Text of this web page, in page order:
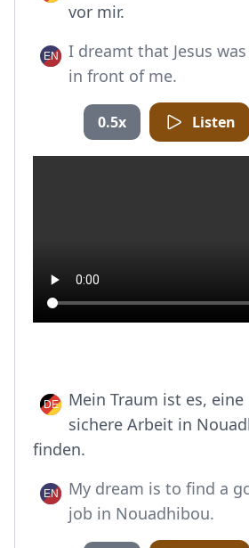
vor mir.
I dreamt that Jesus
in front of me.
0.5x Listen
Mein Traum ist es,
sichere Arbeit in
finden.
My dream is to find a
job in Nouadhibou.